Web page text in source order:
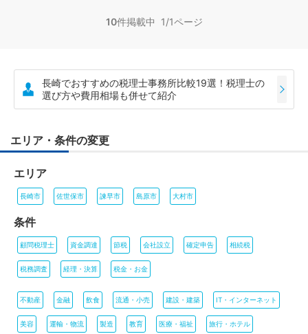
10件掲載中 1/1ページ
長崎でおすすめの税理士事務所比較19選！税理士の
選び方や費用相場も併せて紹介
エリア・条件の変更
エリア
長崎市 佐世保市 諫早市 島原市 大村市
条件
顧問税理士 資金調達 節税 会社設立 確定申告 相続税
税務調査 経理・決算 税金・お金
不動産 金融 飲食 流通・小売 建設・建築 IT・インターネット
美容 運輸・物流 製造 教育 医療・福祉 旅行・ホテル